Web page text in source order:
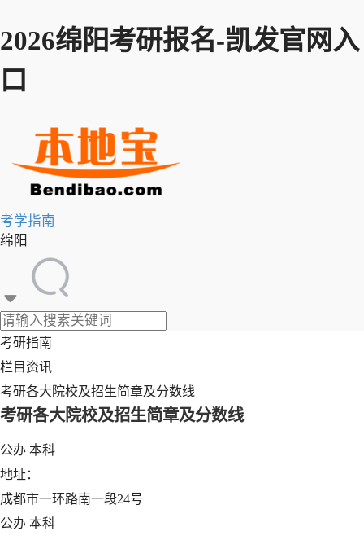
2026绵阳考研报名-凯发官网入
口
考学指南
绵阳
考研指南
栏目资讯
考研各大院校及招生简章及分数线
考研各大院校及招生简章及分数线
公办 本科
地址：
成都市一环路南一段24号
公办 本科